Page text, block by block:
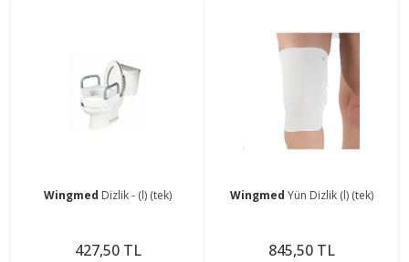
Wingmed Dizlik - (l) (tek)
427,50 TL
Wingmed Yün Dizlik (l) (tek)
845,50 TL